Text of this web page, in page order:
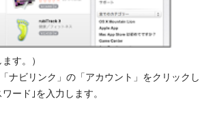
す。）
ナビリンク」の「アカウント」をクリックし
ード｣を入力します。